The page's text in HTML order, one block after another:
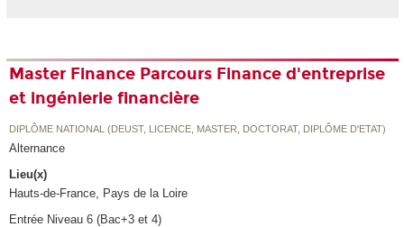
Master Finance Parcours Finance d'entreprise
et ingénierie financière
DIPLÔME NATIONAL (DEUST, LICENCE, MASTER, DOCTORAT, DIPLÔME D'ETAT)
Alternance
Lieu(x)
Hauts-de-France, Pays de la Loire
Entrée Niveau 6 (Bac+3 et 4)